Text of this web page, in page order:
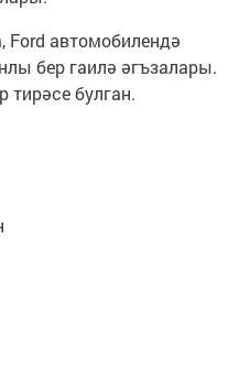
Ford автомобилендә
бер гаилә әгъзалары.
булган.